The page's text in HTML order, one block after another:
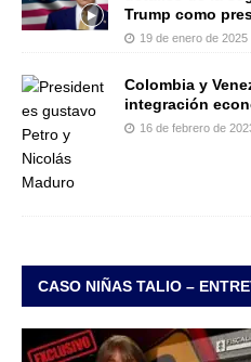
Trump como
19 de enero de 2025
Colombia y
integración
16 de febrero de
CASO NIÑAS TALIO –